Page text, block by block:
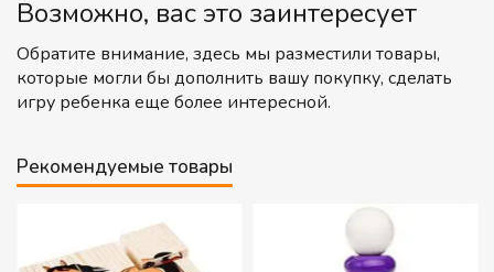
Возможно, вас это заинтересует
Обратите внимание, здесь мы разместили товары,
которые могли бы дополнить вашу покупку, сделать
игру ребенка еще более интересной.
Рекомендуемые товары